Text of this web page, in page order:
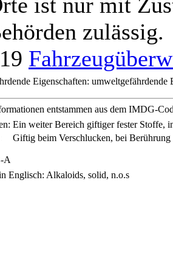
zulässig.
Eigenschaften: umweltgefährdende
entstammen aus dem IMDG-
Ein weiter Bereich giftiger fester Stoffe,
Giftig beim Verschlucken, bei
A
Englisch: Alkaloids, solid, n.o.s